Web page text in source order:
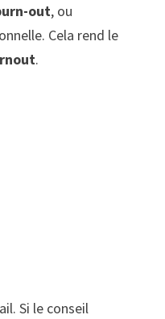
out, ou
Cela rend le
.
Si le conseil